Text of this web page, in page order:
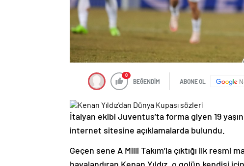
0
BEĞENDİM ABONE OL
İtalyan ekibi Juventus’ta forma giyen 19
internet sitesine açıklamalarda bulundu.
Geçen sene A Milli Takım’la çıktığı ilk